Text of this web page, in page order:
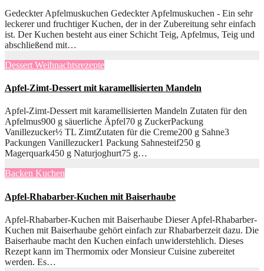
Gedeckter Apfelmuskuchen Gedeckter Apfelmuskuchen - Ein sehr
leckerer und fruchtiger Kuchen, der in der Zubereitung sehr einfach
ist. Der Kuchen besteht aus einer Schicht Teig, Apfelmus, Teig und
abschließend mit…
Dessert Weihnachtsrezepte
Apfel-Zimt-Dessert mit karamellisierten Mandeln
Apfel-Zimt-Dessert mit karamellisierten Mandeln Zutaten für den
Apfelmus900 g säuerliche Äpfel70 g ZuckerPackung
Vanillezucker½ TL ZimtZutaten für die Creme200 g Sahne3
Packungen Vanillezucker1 Packung Sahnesteif250 g
Magerquark450 g Naturjoghurt75 g…
Backen Kuchen
Apfel-Rhabarber-Kuchen mit Baiserhaube
Apfel-Rhabarber-Kuchen mit Baiserhaube Dieser Apfel-Rhabarber-
Kuchen mit Baiserhaube gehört einfach zur Rhabarberzeit dazu. Die
Baiserhaube macht den Kuchen einfach unwiderstehlich. Dieses
Rezept kann im Thermomix oder Monsieur Cuisine zubereitet
werden. Es…